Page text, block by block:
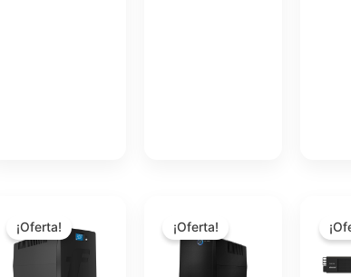
¡Oferta!
precio
original
$270.06.
¡Oferta!
precio
original
era:
$74.78.
precio